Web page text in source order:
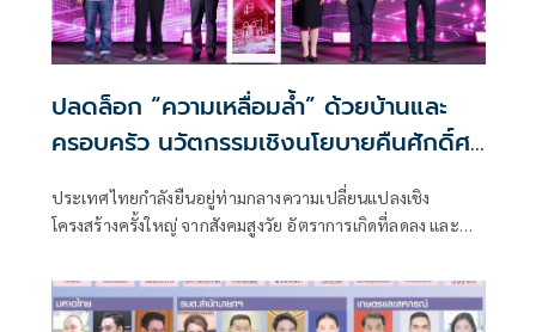
ปลดล็อก “ความเหลื่อมล้ำ” ด้วยบ้านและ
ครอบครัว นวัตกรรมเชิงนโยบายคืนศักดิ์ศรี
คนไร้ที่พึ่ง สู่หลักประกันระยะยาวของสังคม
ไทย
ประเทศไทยกำลังยืนอยู่ท่ามกลางความเปลี่ยนแปลงเชิง
โครงสร้างครั้งใหญ่ จากสังคมสูงวัย อัตราการเกิดที่ลดลง และ
พึ่ง”